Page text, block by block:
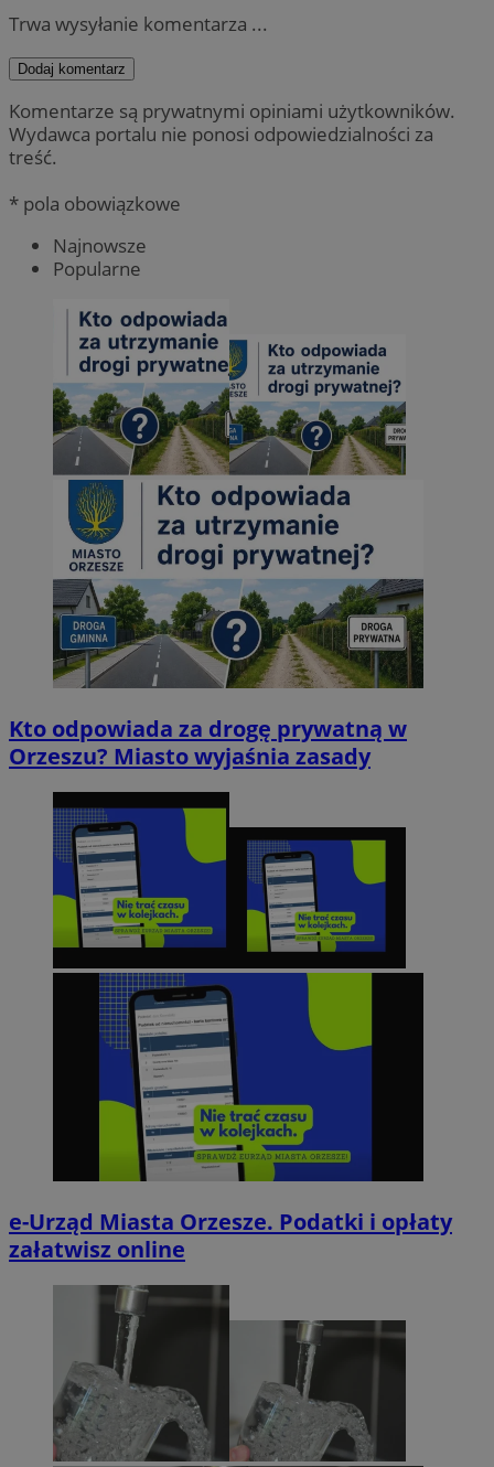
Trwa wysyłanie komentarza ...
Dodaj komentarz
Komentarze są prywatnymi opiniami użytkowników.
Wydawca portalu nie ponosi odpowiedzialności za
treść.
* pola obowiązkowe
Najnowsze
Popularne
Kto odpowiada za drogę prywatną w
Orzeszu? Miasto wyjaśnia zasady
e-Urząd Miasta Orzesze. Podatki i opłaty
załatwisz online